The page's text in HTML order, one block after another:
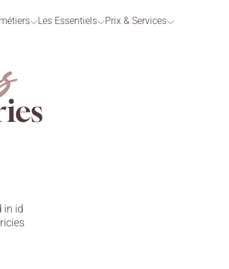
Les Essentiels Prix & Services
in id